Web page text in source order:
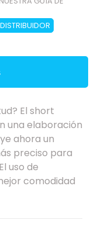
El short
una elaboración
ahora un
preciso para
uso de
comodidad